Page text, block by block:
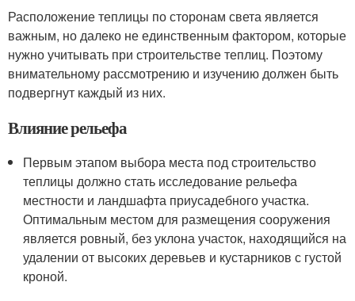
Расположение теплицы по сторонам света является
важным, но далеко не единственным фактором, которые
нужно учитывать при строительстве теплиц. Поэтому
внимательному рассмотрению и изучению должен быть
подвергнут каждый из них.
Влияние рельефа
Первым этапом выбора места под строительство
теплицы должно стать исследование рельефа
местности и ландшафта приусадебного участка.
Оптимальным местом для размещения сооружения
является ровный, без уклона участок, находящийся на
удалении от высоких деревьев и кустарников с густой
кроной.